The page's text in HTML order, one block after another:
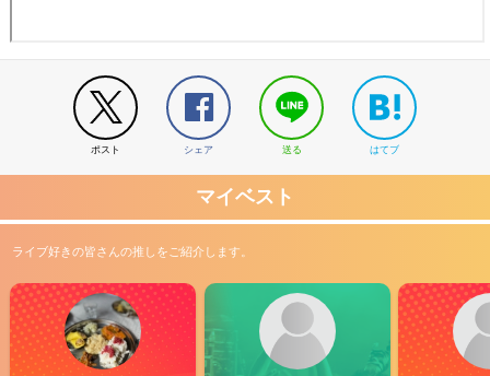
ポスト シェア 送る はてブ
マイベスト
ライブ好きの皆さんの推しをご紹介します。